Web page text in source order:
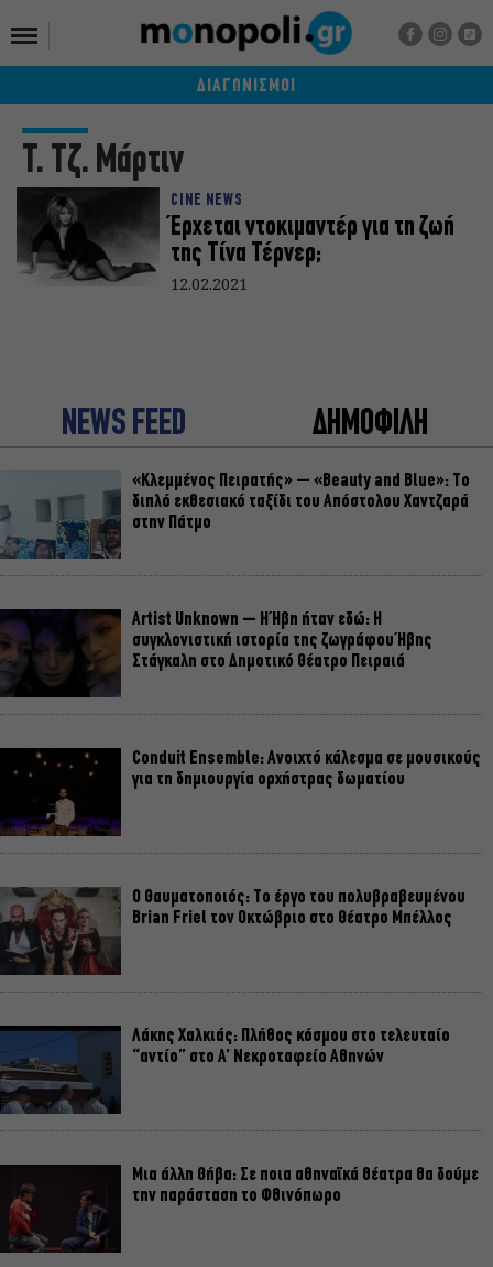
ΔΙΑΓΩΝΙΣΜΟΙ
Τ. Τζ. Μάρτιν
CINE NEWS
Έρχεται ντοκιμαντέρ για τη ζωή
της Τίνα Τέρνερ;
12.02.2021
NEWS FEED ΔΗΜΟΦΙΛΗ
«Κλεμμένος Πειρατής» – «Beauty and Blue»: Το
διπλό εκθεσιακό ταξίδι του Απόστολου Χαντζαρά
στην Πάτμο
Artist Unknown – Η Ήβη ήταν εδώ: Η
συγκλονιστική ιστορία της ζωγράφου Ήβης
Στάγκαλη στο Δημοτικό Θέατρο Πειραιά
Conduit Ensemble: Ανοιχτό κάλεσμα σε μουσικούς
για τη δημιουργία ορχήστρας δωματίου
Ο Θαυματοποιός: Το έργο του πολυβραβευμένου
Brian Friel τον Οκτώβριο στο Θέατρο Μπέλλος
Λάκης Χαλκιάς: Πλήθος κόσμου στο τελευταίο
“αντίο” στο Α’ Νεκροταφείο Αθηνών
Μια άλλη Θήβα: Σε ποια αθηναϊκά θέατρα θα δούμε
την παράσταση το Φθινόπωρο